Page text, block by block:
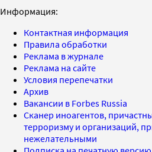
Информация:
Контактная информация
Правила обработки
Реклама в журнале
Реклама на сайте
Условия перепечатки
Архив
Вакансии в Forbes Russia
Сканер иноагентов,
терроризму и организаций,
нежелательными